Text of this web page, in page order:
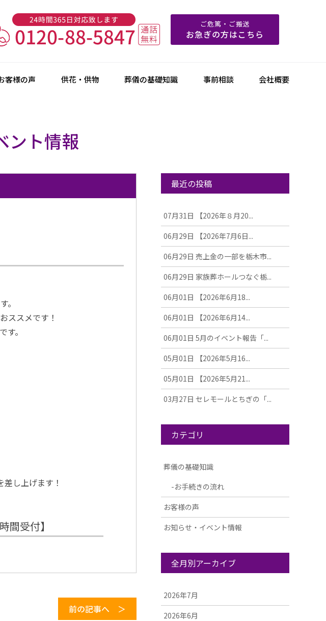
ご危篤・ご搬送
お急ぎの方はこちら
客様の声 供花・供物 葬儀の基礎知識 事前相談 会社概要
ント情報
。
ススメです！
。
し上げます！
受付】
前の記事へ ＞
最近の投稿
07月31日 【2026年８月20...
06月29日 【2026年7月6日...
06月29日 売上金の一部を栃木市...
06月29日 家族葬ホールつなぐ栃...
06月01日 【2026年6月18...
06月01日 【2026年6月14...
06月01日 5月のイベント報告「...
05月01日 【2026年5月16...
05月01日 【2026年5月21...
03月27日 セレモールとちぎの「...
カテゴリ
葬儀の基礎知識
お手続きの流れ
お客様の声
お知らせ・イベント情報
全月別アーカイブ
2026年7月
2026年6月